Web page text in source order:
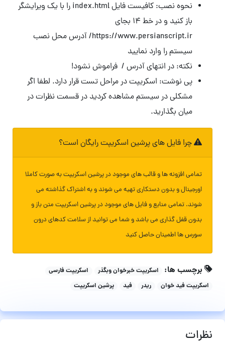
نحوه نصب: کافیست فایل index.html را با یک ویرایشگر
باز کنید و در خط 14 بجای
https://www.persianscript.ir/ آدرس محل نصب
سیستم را وارد نمایید
نکته: در انتهای آدرس / فراموش نشود!
پی نوشت: اسکریپت در مراحل تست قرار دارد. لطفا اگر
مشکلی در سیستم مشاهده کردید در قسمت نظرات در
میان بگذارید.
چرا فایل های پرشین اسکریپت رایگان است؟
تمامی افزونه ها و قالب های موجود در پرشین اسکریپت به صورت کاملا
اورجینال و بدون دستکاری تهیه می شوند و به اشتراک گذاشته می
شوند. تمامی منابع و فایل های موجود در پرشین اسکریپت متن باز و
بدون قفل گذاری می باشد و شما می توانید از سلامت کدهای درون
سورس ها اطمینان حاصل کنید
برچسب ها: اسکریپت خبرخوان وبگذر
اسکریپت فارسی
اسکریپت فید خوان
ریدر فید پرشین اسکریپت
نظرات